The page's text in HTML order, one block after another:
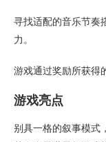
寻找适配的音乐节奏
力。
游戏通过奖励所获得
游戏亮点
别具一格的叙事模式